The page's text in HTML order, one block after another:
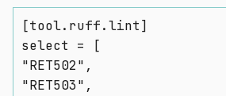
[tool.ruff.lint]
select = [
"RET502",
"RET503",